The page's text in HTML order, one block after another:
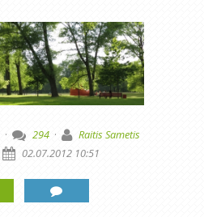
· 294 ·
Raitis Sametis
02.07.2012 10:51